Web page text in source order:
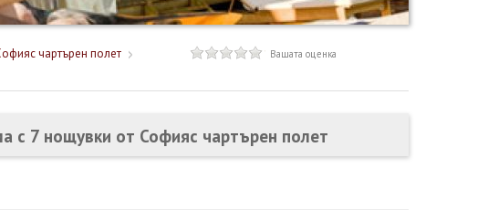
чартърен полет
Вашата оценка
с 7 нощувки от Софияс чартърен полет